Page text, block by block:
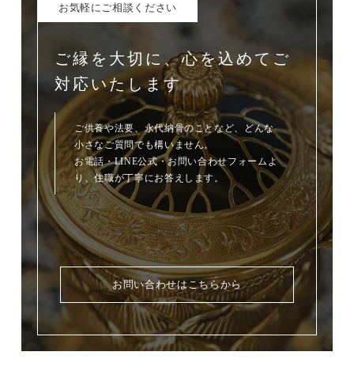
お気軽にご相談ください
ご縁を大切に、心を込めてご
対応いたします
ご供養や法要、永代納骨のことなど、どんな
小さなご質問でも構いません。
お電話・LINE公式・お問い合わせフォームよ
り、住職が丁寧にお答えします。
お問い合わせはこちらから